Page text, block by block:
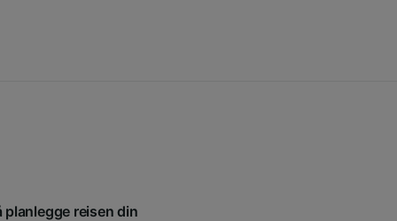
planlegge reisen din